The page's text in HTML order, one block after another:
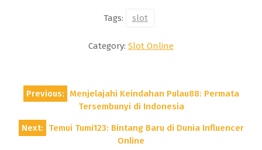
Tags: slot
Category: Slot Online
Post
navigation
Previous:
Menjelajahi Keindahan Pulau88: Permata
Tersembunyi di Indonesia
Next:
Temui Tumi123: Bintang Baru di Dunia Influencer
Online